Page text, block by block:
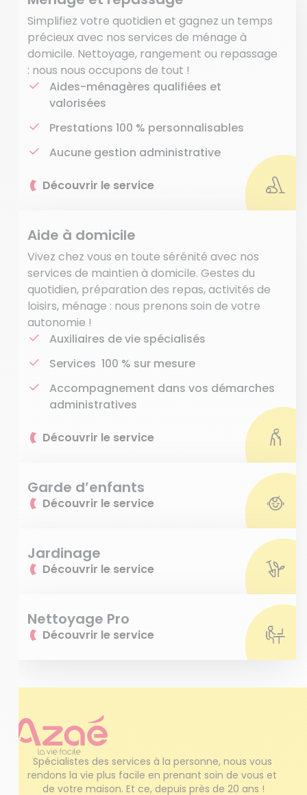
Simplifiez votre quotidien et gagnez un temps
précieux avec nos services de ménage à
domicile. Nettoyage, rangement ou repassage
: nous nous occupons de tout !
Aides-ménagères qualifiées et
valorisées
Prestations 100 % personnalisables
Aucune gestion administrative
Découvrir le service
Aide à domicile
Vivez chez vous en toute sérénité avec nos
services de maintien à domicile. Gestes du
quotidien, préparation des repas, activités de
loisirs, ménage : nous prenons soin de votre
autonomie !
Auxiliaires de vie spécialisés
Services 100 % sur mesure
Accompagnement dans vos démarches
administratives
Découvrir le service
Garde d’enfants
Découvrir le service
Jardinage
Découvrir le service
Nettoyage Pro
Découvrir le service
Spécialistes des services à la personne, nous vous
rendons la vie plus facile en prenant soin de vous et
de votre maison. Et ce, depuis près de 20 ans !